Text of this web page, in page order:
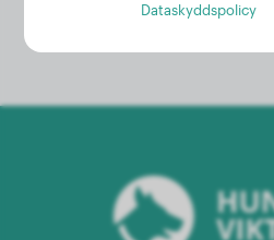
Dataskyddspolicy